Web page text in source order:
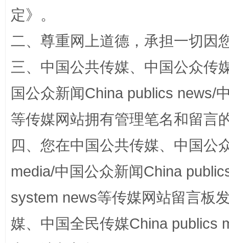
定》。
二、尊重网上道德，承担一切因
三、中国公共传媒、中国公众传
国公众新闻China publics news/
等传媒网站拥有管理笔名和留言
四、您在中国公共传媒、中国公
media/中国公众新闻China
system news等传媒网站留言板
媒、中国全民传媒China publics